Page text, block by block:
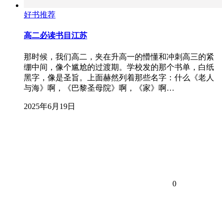
好书推荐
高二必读书目江苏
那时候，我们高二，夹在升高一的懵懂和冲刺高三的紧
绷中间，像个尴尬的过渡期。学校发的那个书单，白纸
黑字，像是圣旨。上面赫然列着那些名字：什么《老人
与海》啊，《巴黎圣母院》啊，《家》啊…
2025年6月19日
0